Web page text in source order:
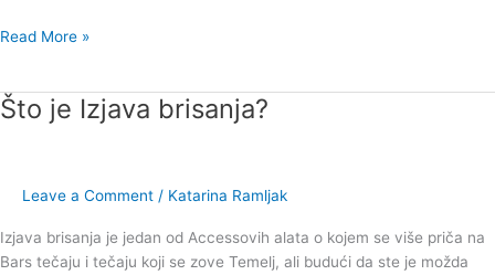
Read More »
Što je Izjava brisanja?
Leave a Comment / Katarina Ramljak
Izjava brisanja je jedan od Accessovih alata o kojem se više priča na
Bars tečaju i tečaju koji se zove Temelj, ali budući da ste je možda
Što